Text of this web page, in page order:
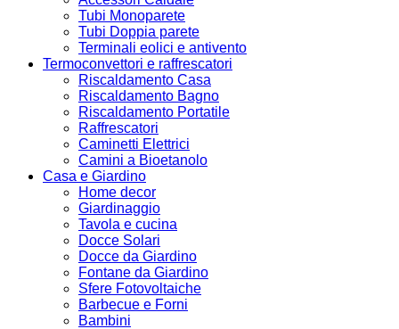
Tubi Monoparete
Tubi Doppia parete
Terminali eolici e antivento
Termoconvettori e raffrescatori
Riscaldamento Casa
Riscaldamento Bagno
Riscaldamento Portatile
Raffrescatori
Caminetti Elettrici
Camini a Bioetanolo
Casa e Giardino
Home decor
Giardinaggio
Tavola e cucina
Docce Solari
Docce da Giardino
Fontane da Giardino
Sfere Fotovoltaiche
Barbecue e Forni
Bambini